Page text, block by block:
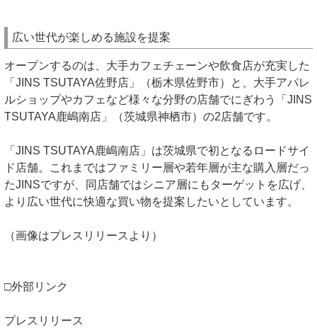
広い世代が楽しめる施設を提案
オープンするのは、大手カフェチェーンや飲食店が充実した
「JINS TSUTAYA佐野店」（栃木県佐野市）と、大手アパレ
ルショップやカフェなど様々な分野の店舗でにぎわう「JINS
TSUTAYA鹿嶋南店」（茨城県神栖市）の2店舗です。
「JINS TSUTAYA鹿嶋南店」は茨城県で初となるロードサイ
ド店舗。これまではファミリー層や若年層が主な購入層だっ
たJINSですが、同店舗ではシニア層にもターゲットを広げ、
より広い世代に快適な買い物を提案したいとしています。
（画像はプレスリリースより）
□外部リンク
プレスリリース